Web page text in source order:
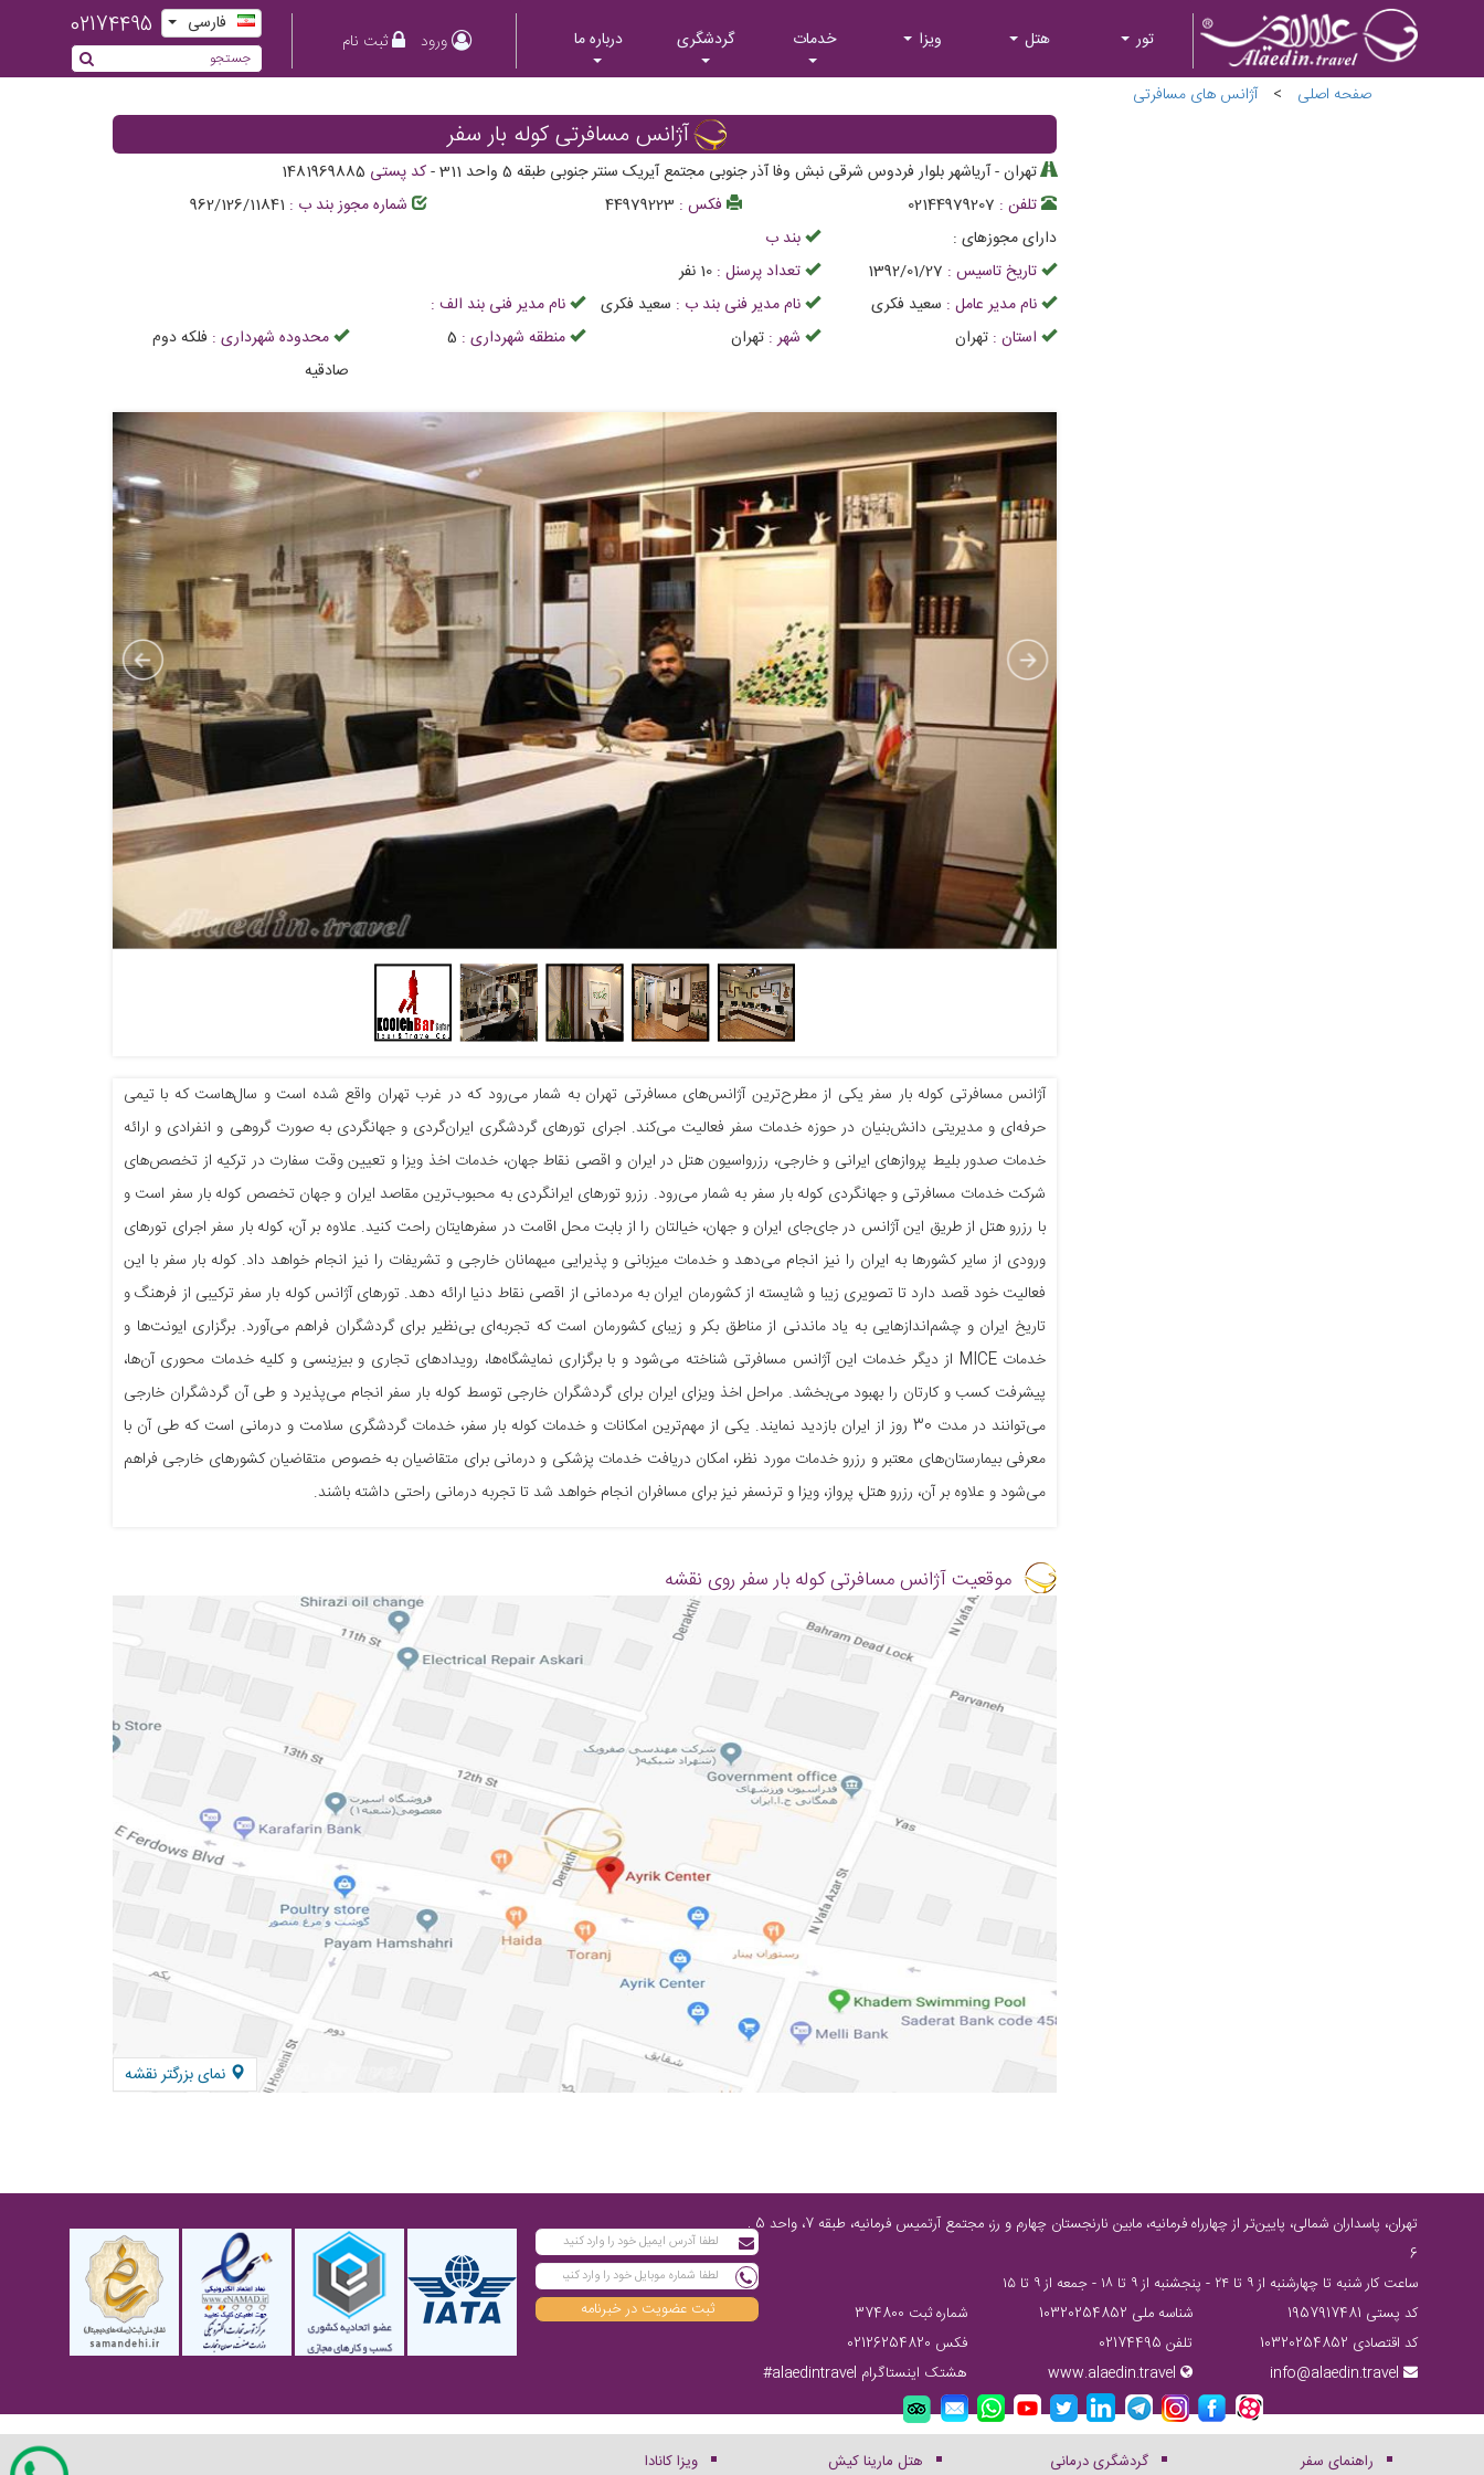
تور هتل ویزا خدمات گردشگری درباره ما ورود ثبت نام
فارسی 02174495
صفحه اصلی > آژانس های مسافرتی
آژانس مسافرتی کوله بار سفر
تهران - آریاشهر بلوار فردوس شرقی نبش وفا آذر جنوبی مجتمع آیریک سنتر جنوبی طبقه 5 واحد 311 -کد پستی 1481969885
تلفن : 02144979207 فکس : 44979223 شماره مجوز بند ب : 962/126/11841
دارای مجوزهای :
بند ب
تاریخ تاسیس : 1392/01/27 تعداد پرسنل : 10 نفر
نام مدیر عامل : سعید فکری نام مدیر فنی بند ب : سعید فکری
نام مدیر فنی بند الف :
استان : تهران شهر : تهران منطقه شهرداری : 5 محدوده شهرداری : فلکه دوم
صادقیه
آژانس مسافرتی کوله بار سفر یکی از مطرح‌ترین آژانس‌های مسافرتی تهران به شمار می‌رود که در غرب تهران واقع شده است و سال‌هاست که با تیمی
حرفه‌ای و مدیریتی دانش‌بنیان در حوزه خدمات سفر فعالیت می‌کند. اجرای تورهای گردشگری ایران‌گردی و جهانگردی به صورت گروهی و انفرادی و ارائه
خدمات صدور بلیط پروازهای ایرانی و خارجی، رزرواسیون هتل در ایران و اقصی نقاط جهان، خدمات اخذ ویزا و تعیین وقت سفارت در ترکیه از تخصص‌های
شرکت خدمات مسافرتی و جهانگردی کوله بار سفر به شمار می‌رود. رزرو تورهای ایرانگردی به محبوب‌ترین مقاصد ایران و جهان تخصص کوله بار سفر است و
با رزرو هتل از طریق این آژانس در جای‌جای ایران و جهان، خیالتان را از بابت محل اقامت در سفرهایتان راحت کنید. علاوه بر آن، کوله بار سفر اجرای تورهای
ورودی از سایر کشورها به ایران را نیز انجام می‌دهد و خدمات میزبانی و پذیرایی میهمانان خارجی و تشریفات را نیز انجام خواهد داد. کوله بار سفر با این
فعالیت خود قصد دارد تا تصویری زیبا و شایسته از کشورمان ایران به مردمانی از اقصی نقاط دنیا ارائه دهد. تورهای آژانس کوله بار سفر ترکیبی از فرهنگ و
تاریخ ایران و چشم‌اندازهایی به یاد ماندنی از مناطق بکر و زیبای کشورمان است که تجربه‌ای بی‌نظیر برای گردشگران فراهم می‌آورد. برگزاری ایونت‌ها و
خدمات MICE از دیگر خدمات این آژانس مسافرتی شناخته می‌شود و با برگزاری نمایشگاه‌ها، رویدادهای تجاری و بیزینسی و کلیه خدمات محوری آن‌ها،
پیشرفت کسب و کارتان را بهبود می‌بخشد. مراحل اخذ ویزای ایران برای گردشگران خارجی توسط کوله بار سفر انجام می‌پذیرد و طی آن گردشگران خارجی
می‌توانند در مدت 30 روز از ایران بازدید نمایند. یکی از مهم‌ترین امکانات و خدمات کوله بار سفر، خدمات گردشگری سلامت و درمانی است که طی آن با
معرفی بیمارستان‌های معتبر و رزرو خدمات مورد نظر، امکان دریافت خدمات پزشکی و درمانی برای متقاضیان به خصوص متقاضیان کشورهای خارجی فراهم
می‌شود و علاوه بر آن، رزرو هتل، پرواز، ویزا و ترنسفر نیز برای مسافران انجام خواهد شد تا تجربه درمانی راحتی داشته باشند.
موقعیت آژانس مسافرتی کوله بار سفر روی نقشه
نمای بزرگتر نقشه
تهران، پاسداران شمالی، پایین‌تر از چهارراه فرمانیه، مابین نارنجستان چهارم و رز، مجتمع آرتمیس فرمانیه، طبقه 7، واحد 5 ,
6
ساعت كار شنبه تا چهارشنبه از ٩ تا ٢٤ - پنجشنبه از ٩ تا ١٨ - جمعه از ٩ تا ١٥
کد پستی 1957917481
شناسه ملی 10320254852
شماره ثبت 374800
کد اقتصادی 10320254852
تلفن 02174495
فکس 02126254820
info@alaedin.travel
www.alaedin.travel هشتک اینستاگرام alaedintravel#
ثبت عضویت در خبرنامه
راهنمای سفر گردشگری درمانی هتل مارینا کیش ویزا کانادا